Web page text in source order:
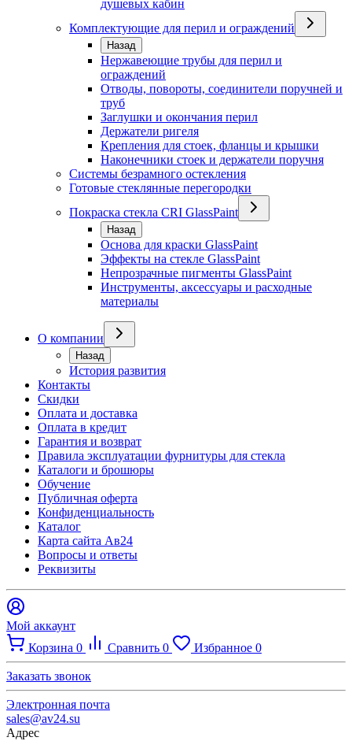
душевых кабин
Комплектующие для перил и ограждений
Назад
Нержавеющие трубы для перил и
ограждений
Отводы, повороты, соединители поручней и
труб
Заглушки и окончания перил
Держатели ригеля
Крепления для стоек, фланцы и крышки
Наконечники стоек и держатели поручня
Системы безрамного остекления
Готовые стеклянные перегородки
Покраска стекла CRI GlassPaint
Назад
Основа для краски GlassPaint
Эффекты на стекле GlassPaint
Непрозрачные пигменты GlassPaint
Инструменты, аксессуары и расходные
материалы
О компании
Назад
История развития
Контакты
Скидки
Оплата и доставка
Оплата в кредит
Гарантия и возврат
Правила эксплуатации фурнитуры для стекла
Каталоги и брошюры
Обучение
Публичная оферта
Конфиденциальность
Каталог
Карта сайта Ав24
Вопросы и ответы
Реквизиты
Мой аккаунт
Корзина 0 Сравнить 0 Избранное 0
Заказать звонок
Электронная почта
sales@av24.su
Адрес